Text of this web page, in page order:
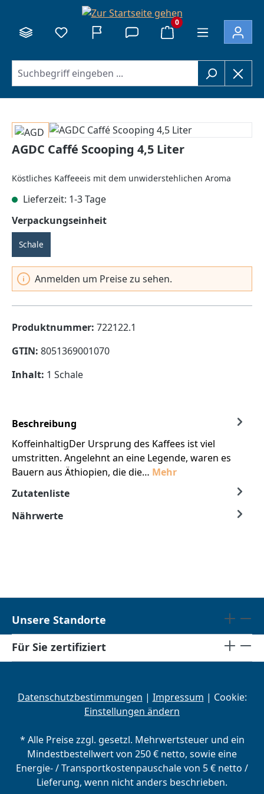
0
Bildergalerie überspringen
AGDC Caffé Scooping 4,5 Liter
Köstliches Kaffeeeis mit dem unwiderstehlichen Aroma
Lieferzeit: 1-3 Tage
Verpackungseinheitauswählen
Schale
Anmelden um Preise zu sehen.
Produktnummer: 722122.1
GTIN: 8051369001070
Inhalt: 1 Schale
Beschreibung
KoffeinhaltigDer Ursprung des Kaffees ist viel
umstritten. Angelehnt an eine Legende, waren es
Bauern aus Äthiopien, die die… Mehr
Zutatenliste
Nährwerte
Unsere Standorte
Für Sie zertifiziert
Datenschutzbestimmungen | Impressum | Cookie:
Einstellungen ändern
* Alle Preise zzgl. gesetzl. Mehrwertsteuer und ein
Mindestbestellwert von 250 € netto, sowie eine
Energie- / Transportkostenpauschale von 5 € netto /
Lieferung, wenn nicht anders beschrieben.